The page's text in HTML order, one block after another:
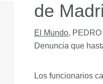
de
El Mundo,
Denuncia que
Los funcionarios